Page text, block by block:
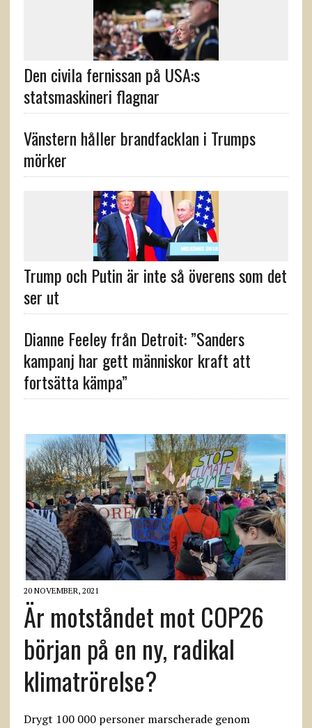
Den civila fernissan på USA:s
statsmaskineri flagnar
Vänstern håller brandfacklan i Trumps
mörker
Trump och Putin är inte så överens som det
ser ut
Dianne Feeley från Detroit: ”Sanders
kampanj har gett människor kraft att
fortsätta kämpa”
20 NOVEMBER, 2021
Är motståndet mot COP26
början på en ny, radikal
klimatrörelse?
Drygt 100 000 personer marscherade genom